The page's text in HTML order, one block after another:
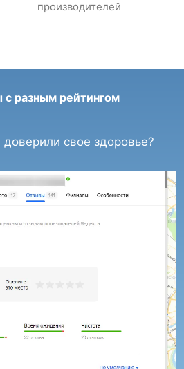
производителей
разным рейтингом
свое здоровье?